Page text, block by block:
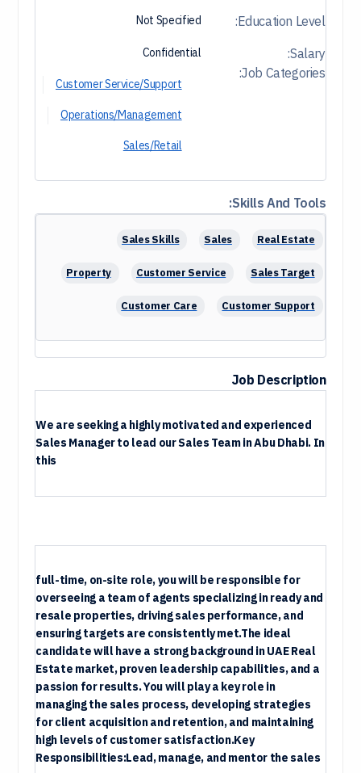
Education Level:
Not Specified
Salary:
Confidential
Job Categories:
Customer Service/Support
Operations/Management
Sales/Retail
Skills And Tools:
Real Estate
Sales
Sales Skills
Sales Target
Customer Service
Property
Customer Support
Customer Care
Real Estate Sales
Property Sales
Microsoft Office
Property Consultant
Marketing
Job Description
We are seeking a highly motivated and experienced
Sales Manager to lead our Sales Team in Abu Dhabi. In
this
full-time, on-site role, you will be responsible for
overseeing a team of agents specializing in ready and
resale properties, driving sales performance, and
ensuring targets are consistently met.The ideal
candidate will have a strong background in UAE Real
Estate market, proven leadership capabilities, and a
passion for results. You will play a key role in
managing the sales process, developing strategies
for client acquisition and retention, and maintaining
high levels of customer satisfaction.Key
Responsibilities:Lead, manage, and mentor the sales